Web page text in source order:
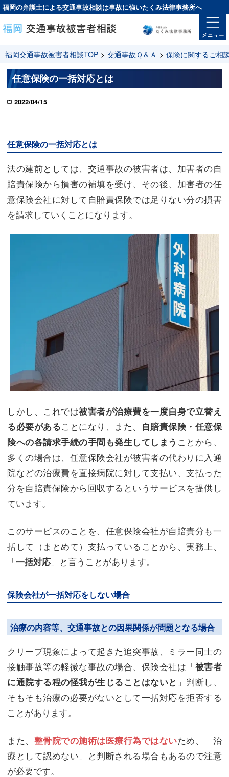
福岡の弁護士による交通事故相談は事故に強いたくみ法律事務所へ
福岡交通事故被害者相談TOP > 交通事故Ｑ＆Ａ > 保険に関するご相
任意保険の一括対応とは
2022/04/15
任意保険の一括対応とは
法の建前としては、交通事故の被害者は、加害者の自
賠責保険から損害の補填を受け、その後、加害者の任
意保険会社に対して自賠責保険では足りない分の損害
を請求していくことになります。
しかし、これでは被害者が治療費を一度自身で立替え
る必要があることになり、また、
自賠責保険・任意保
険への各請求手続の手間も発生してしまう ことから、
多くの場合は、任意保険会社が被害者の代わりに入通
院などの治療費を直接病院に対して支払い、支払った
分を自賠責保険から回収するというサービスを提供し
ています。
このサービスのことを、任意保険会社が自賠責分も一
括して（まとめて）支払っていることから、実務上、
「一括対応 」と言うことがあります。
保険会社が一括対応をしない場合
治療の内容等、交通事故との因果関係が問題となる場合
クリープ現象によって起きた追突事故、ミラー同士の
接触事故等の軽微な事故の場合、保険会社は「被害者
に通院する程の怪我が生じることはないと 」判断し、
そもそも治療の必要がないとして一括対応を拒否する
ことがあります。
また、 整骨院での施術は医療行為ではないため、「治
療として認めない」と判断される場合もあるので注意
が必要です。